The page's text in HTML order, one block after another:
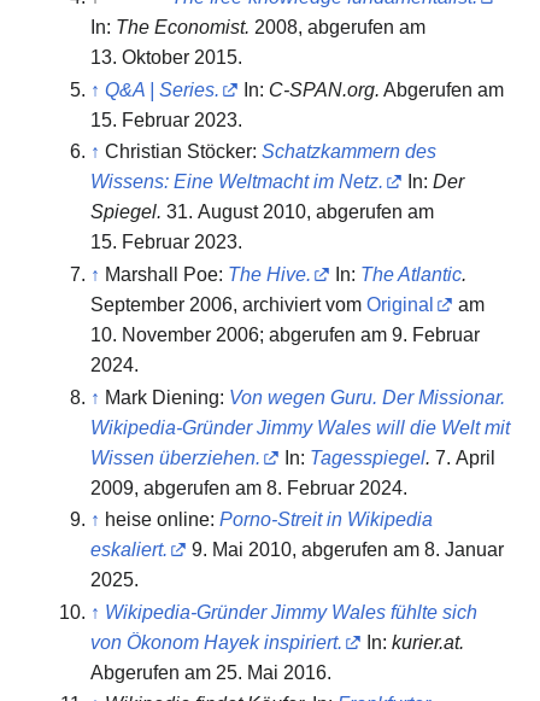
In: The Economist. 2008, abgerufen am
13. Oktober 2015.
↑ Q&A | Series. In: C-SPAN.org. Abgerufen am
15. Februar 2023.
↑ Christian Stöcker:Schatzkammern des
Wissens: Eine Weltmacht im Netz.
In:Der
Spiegel. 31. August 2010, abgerufen am
15. Februar 2023.
↑ Marshall Poe: The Hive. In: The Atlantic.
September 2006, archiviert vomOriginal
am
10. November 2006; abgerufen am 9. Februar
2024.
↑ Mark Diening: Von wegen Guru. Der Missionar.
Wikipedia-Gründer Jimmy Wales will die Welt mit
Wissen überziehen.
In: Tagesspiegel. 7. April
2009, abgerufen am 8. Februar 2024.
↑ heise online:Porno-Streit in Wikipedia
eskaliert.
9. Mai 2010, abgerufen am 8. Januar
2025.
↑ Wikipedia-Gründer Jimmy Wales fühlte sich
von Ökonom Hayek inspiriert.
In:kurier.at.
Abgerufen am 25. Mai 2016.